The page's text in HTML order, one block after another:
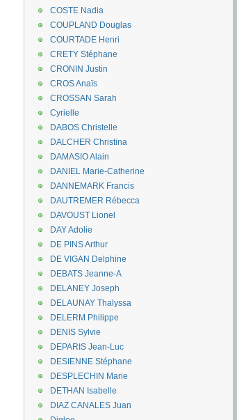
COSTE Nadia
COUPLAND Douglas
COURTADE Henri
CRETY Stéphane
CRONIN Justin
CROS Anaïs
CROSSAN Sarah
Cyrielle
DABOS Christelle
DALCHER Christina
DAMASIO Alain
DANIEL Marie-Catherine
DANNEMARK Francis
DAUTREMER Rébecca
DAVOUST Lionel
DAY Adolie
DE PINS Arthur
DE VIGAN Delphine
DEBATS Jeanne-A
DELANEY Joseph
DELAUNAY Thalyssa
DELERM Philippe
DENIS Sylvie
DEPARIS Jean-Luc
DESIENNE Stéphane
DESPLECHIN Marie
DETHAN Isabelle
DIAZ CANALES Juan